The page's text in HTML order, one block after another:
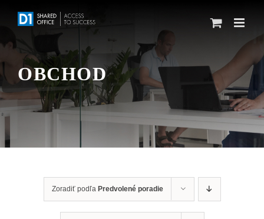
OBCHOD
Zoradiť podľa Predvolené poradie